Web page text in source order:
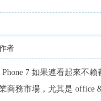
者
7 如果連看起來不
商務市場，尤其是 office